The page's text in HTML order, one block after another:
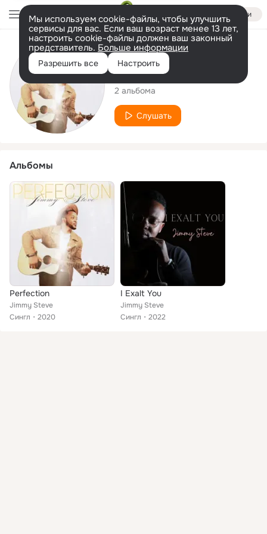
Войти
Мы используем cookie-файлы, чтобы улучшить
сервисы для вас. Если ваш возраст менее 13 лет,
настроить cookie-файлы должен ваш законный
представитель. Больше информации
Разрешить все Настроить
Исполнитель
Jimmy Steve
2 альбома
Слушать
Альбомы
Perfection
Jimmy Steve
Сингл
2020
I Exalt You
Jimmy Steve
Сингл
2022